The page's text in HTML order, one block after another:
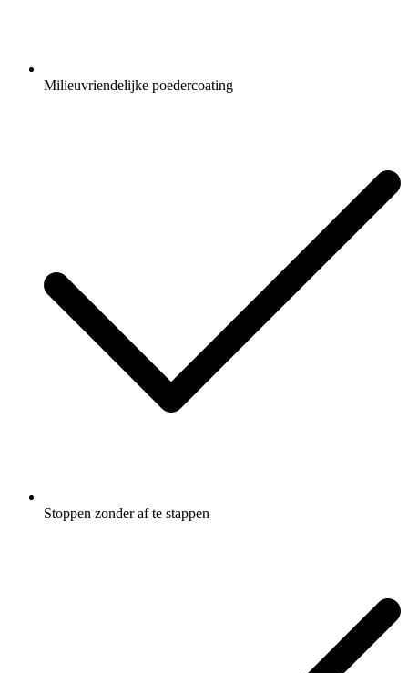
Milieuvriendelijke poedercoating
Stoppen zonder af te stappen